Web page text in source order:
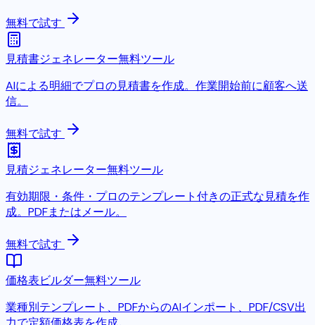
無料で試す
見積書ジェネレーター無料ツール
AIによる明細でプロの見積書を作成。作業開始前に顧客へ送
信。
無料で試す
見積ジェネレーター無料ツール
有効期限・条件・プロのテンプレート付きの正式な見積を作
成。PDFまたはメール。
無料で試す
価格表ビルダー無料ツール
業種別テンプレート、PDFからのAIインポート、PDF/CSV出